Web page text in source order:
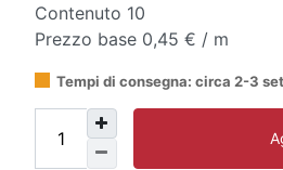
Contenuto 10
Prezzo base 0,45 € / m
Tempi di consegna: circa 2-3